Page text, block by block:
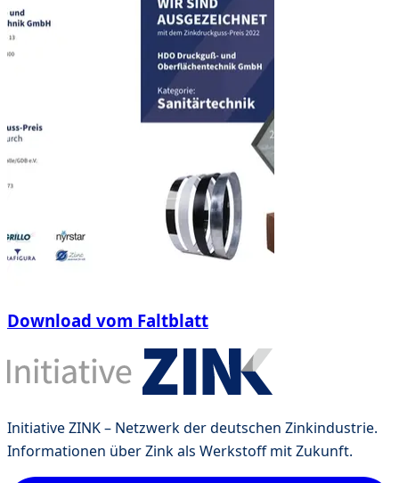
Download vom Faltblatt
Initiative ZINK – Netzwerk der deutschen Zinkindustrie.
Informationen über Zink als Werkstoff mit Zukunft.